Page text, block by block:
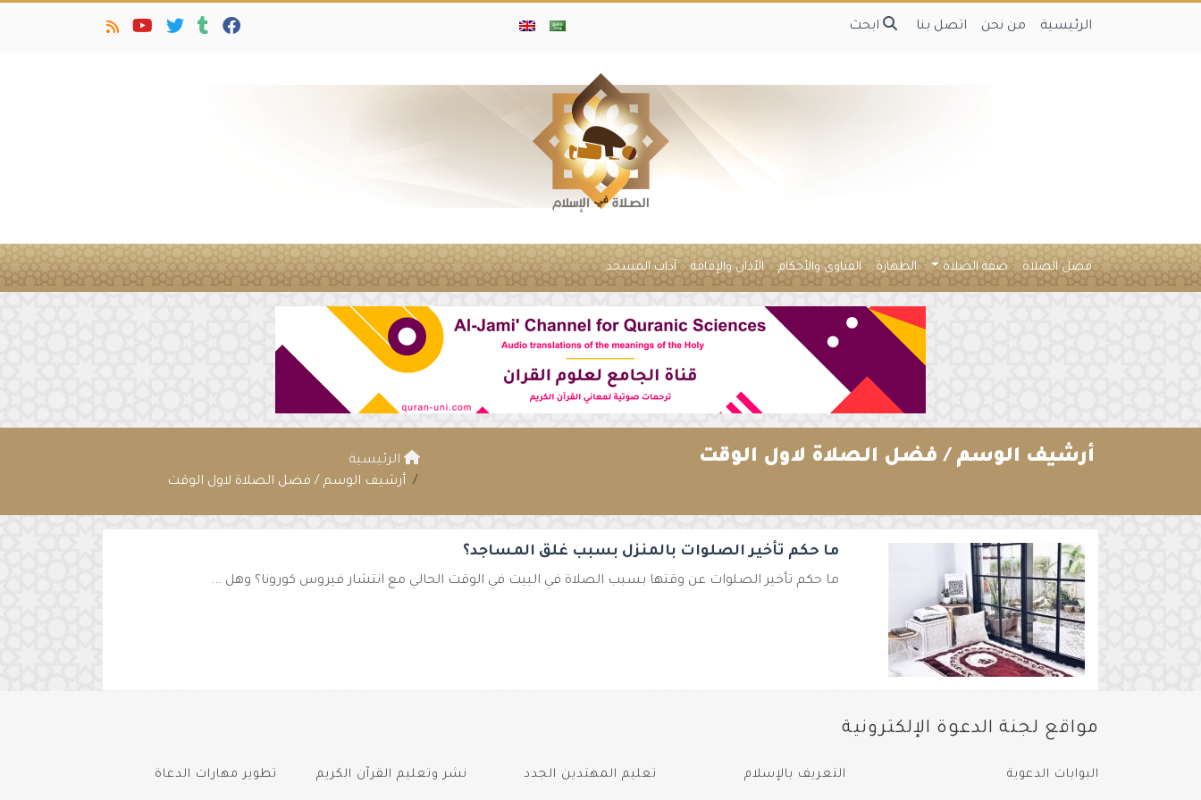
الرئيسية من نحن اتصل بنا ابحث
فضل الصلاة صفة الصلاة الطهارة الفتاوى والأحكام الأذان والإقامة آداب المسجد
أرشيف الوسم / فضل الصلاة لاول الوقت
الرئيسية
أرشيف الوسم / فضل الصلاة لاول الوقت
ما حكم تأخير الصلوات بالمنزل بسبب غلق المساجد؟
ما حكم تأخير الصلوات عن وقتها بسبب الصلاة في البيت في الوقت الحالي مع انتشار فيروس كورونا؟ وهل ...
مواقع لجنة الدعوة الإلكترونية
البوابات الدعوية التعريف بالإسلام تعليم المهتدين الجدد نشر وتعليم القرآن الكريم تطوير مهارات الدعاة